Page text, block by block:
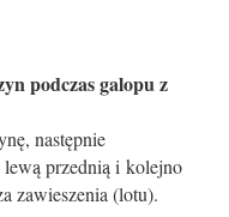
podczas galopu z
następnie
przednią i ­kolejno
zawieszenia (lotu).